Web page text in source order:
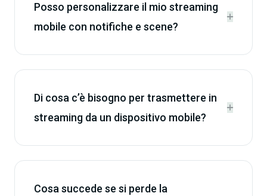
Posso personalizzare il mio streaming
mobile con notifiche e scene?


Di cosa c’è bisogno per trasmettere in
streaming da un dispositivo mobile?


Cosa succede se si perde la